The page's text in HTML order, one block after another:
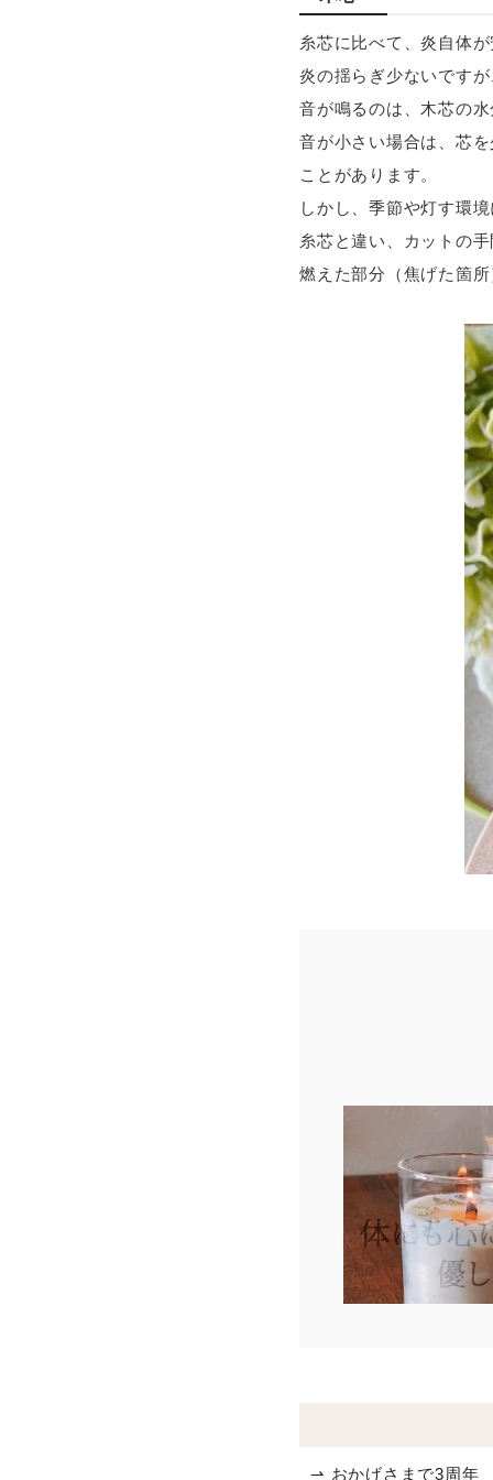
糸芯に比べて、炎自体
炎の揺らぎ少ないです
音が鳴るのは、木芯の
音が小さい場合は、芯
ことがあります。
しかし、季節や灯す環
糸芯と違い、カットの
燃えた部分（焦げた箇
⇀ おかげさまで3周年